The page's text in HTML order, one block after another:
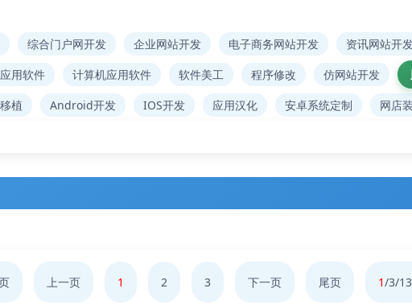
综合门户网开发 企业网站开发 电子商务网站开发 资讯网站开
用软件 计算机应用软件 软件美工 程序修改 仿网站开发
植 Android开发 IOS开发 应用汉化 安卓系统定制 网店
上一页 1 2 3 下一页 尾页 1/3/